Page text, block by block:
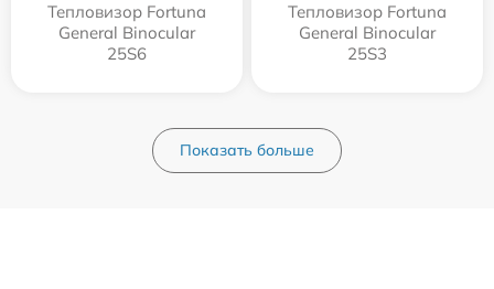
Тепловизор Fortuna
General Binocular
25S6
Тепловизор Fortuna
General Binocular
25S3
Показать больше